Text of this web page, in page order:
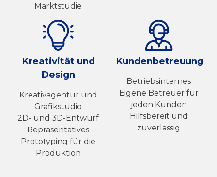
Marktstudie
Kreativität und
Design
Kreativagentur und
Grafikstudio
2D- und 3D-Entwurf
Repräsentatives
Prototyping für die
Produktion
Kundenbetreuung
Betriebsinternes
Eigene Betreuer für
jeden Kunden
Hilfsbereit und
zuverlässig